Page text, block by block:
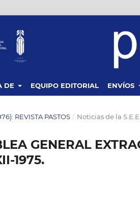
DE EQUIPO EDITORIAL ENVÍOS
REVISTA PASTOS / Noticias de la
GENERAL
1975.